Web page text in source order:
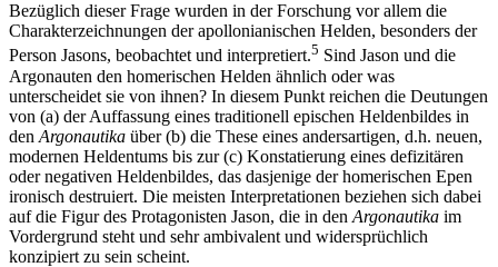
Bezüglich dieser Frage wurden in der Forschung vor allem die
Charakterzeichnungen der apollonianischen Helden, besonders der
Person Jasons, beobachtet und interpretiert.5 Sind Jason und die
Argonauten den homerischen Helden ähnlich oder was
unterscheidet sie von ihnen? In diesem Punkt reichen die Deutungen
von (a) der Auffassung eines traditionell epischen Heldenbildes in
den Argonautika über (b) die These eines andersartigen, d.h. neuen,
modernen Heldentums bis zur (c) Konstatierung eines defizitären
oder negativen Heldenbildes, das dasjenige der homerischen Epen
ironisch destruiert. Die meisten Interpretationen beziehen sich dabei
auf die Figur des Protagonisten Jason, die in den Argonautika im
Vordergrund steht und sehr ambivalent und widersprüchlich
konzipiert zu sein scheint.